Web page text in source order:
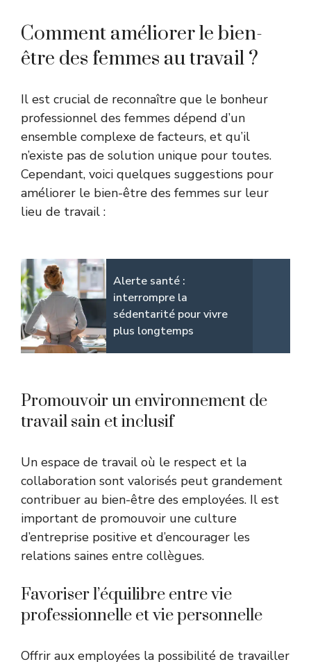
Comment améliorer le bien-
être des femmes au travail ?
Il est crucial de reconnaître que le bonheur
professionnel des femmes dépend d’un
ensemble complexe de facteurs, et qu’il
n’existe pas de solution unique pour toutes.
Cependant, voici quelques suggestions pour
améliorer le bien-être des femmes sur leur
lieu de travail :
Alerte santé :
interrompre la
sédentarité pour vivre
plus longtemps
Promouvoir un environnement de
travail sain et inclusif
Un espace de travail où le respect et la
collaboration sont valorisés peut grandement
contribuer au bien-être des employées. Il est
important de promouvoir une culture
d’entreprise positive et d’encourager les
relations saines entre collègues.
Favoriser l’équilibre entre vie
professionnelle et vie personnelle
Offrir aux employées la possibilité de travailler